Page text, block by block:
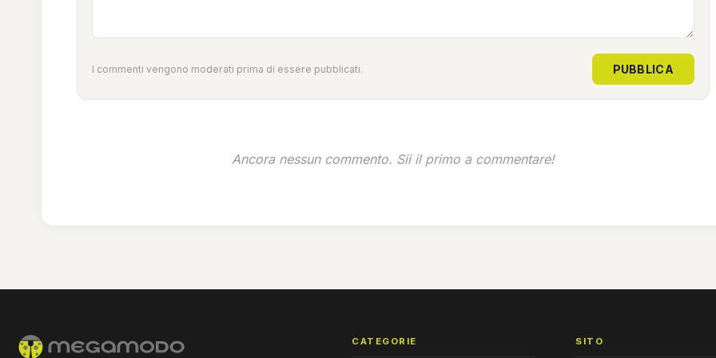
I commenti vengono moderati prima di essere pubblicati. PUBBLICA
Ancora nessun commento. Sii il primo a commentare!
CATEGORIE SITO